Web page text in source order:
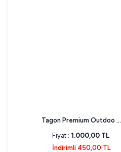
Tagon Premium Outdoo ...
Fiyat : 1.000,00 TL
İndirimli 450,00 TL